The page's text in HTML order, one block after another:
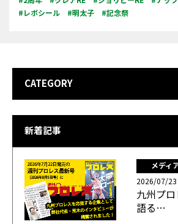
#レボシール
#明太子 #記念祭
CATEGORY
新着記事
メディ
2026/07/23
九州プ
語る…